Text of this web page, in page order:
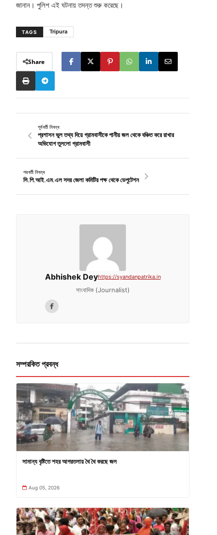
জানান। পুলিশ এই ঘটনায় তদন্ত শুরু করেছে।
TAGS Tripura
Share
পূর্ববর্তী নিবন্ধ
প্রশাসন ভুল তথ্য দিয়ে গ্রামবাসীকে পানীয় জল থেকে বঞ্চিত করে রাখার
অভিযোগ তুললো গ্রামবাসী
পরবর্তী নিবন্ধ
সি.পি.আই.এম.এল সদর জেলা কমিটির পক্ষ থেকে ডেপুটেশন
Abhishek Deyhttps://syandanpatrika.in
সাংবাদিক (Journalist)
সম্পরকিত প্রবন্ধ
সামান্য বৃষ্টিতে শহর আগরতলায় থৈ থৈ করছে জল
Aug 05, 2026